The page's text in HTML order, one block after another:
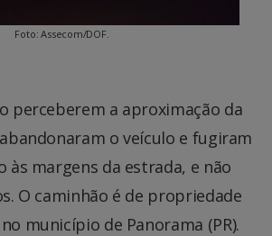
Foto: Assecom/DOF.
perceberem a aproximação da
o veículo e fugiram
às margens da estrada, e não
O caminhão é de propriedade
município de Panorama (PR).